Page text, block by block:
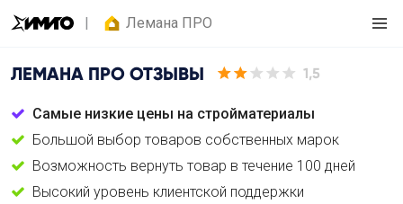
Лемана ПРО
ЛЕМАНА ПРО ОТЗЫВЫ 1,5
Самые низкие цены на стройматериалы
Большой выбор товаров собственных марок
Возможность вернуть товар в течение 100 дней
Высокий уровень клиентской поддержки